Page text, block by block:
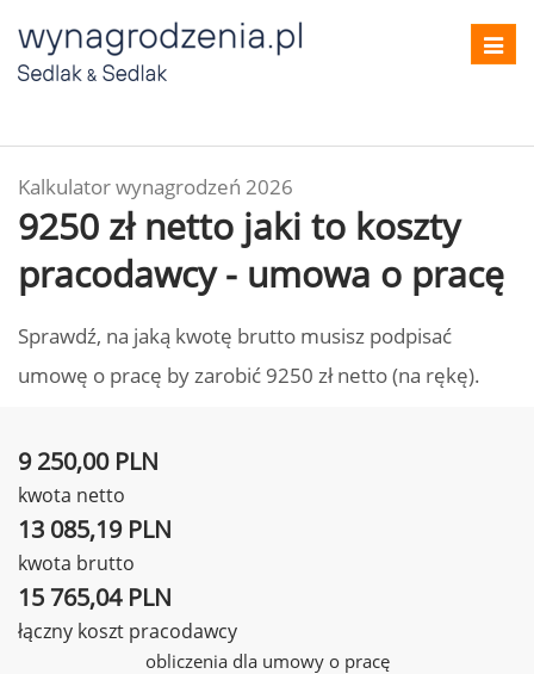
Kalkulator wynagrodzeń 2026
9250 zł netto jaki to koszty
pracodawcy - umowa o pracę
Sprawdź, na jaką kwotę brutto musisz podpisać
umowę o pracę by zarobić 9250 zł netto (na rękę).
9 250,00 PLN
kwota netto
13 085,19 PLN
kwota brutto
15 765,04 PLN
łączny koszt pracodawcy
obliczenia dla umowy o pracę